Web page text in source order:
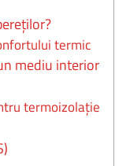
termic
mediu interior
termoizolație